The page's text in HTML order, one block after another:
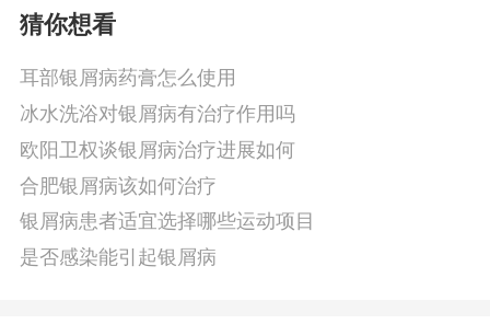
猜你想看
耳部银屑病药膏怎么使用
冰水洗浴对银屑病有治疗作用吗
欧阳卫权谈银屑病治疗进展如何
合肥银屑病该如何治疗
银屑病患者适宜选择哪些运动项目
是否感染能引起银屑病